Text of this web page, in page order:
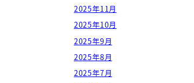
2025年11月
2025年10月
2025年9月
2025年8月
2025年7月